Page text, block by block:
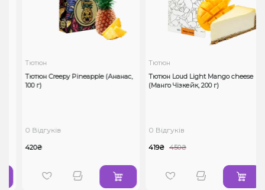
Тютюн
Тютюн Creepy Pineapple (Ананас,
100 г)
0 Відгуків
420₴
Тютюн
Тютюн Loud Light Mango cheese
(Манго Чізкейк, 200 г)
0 Відгуків
419₴ 450₴